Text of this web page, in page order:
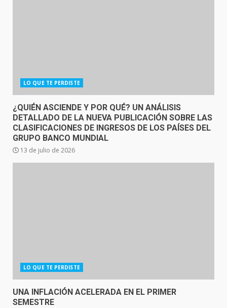
LO QUE TE PERDISTE
¿QUIÉN ASCIENDE Y POR QUÉ? UN ANÁLISIS
DETALLADO DE LA NUEVA PUBLICACIÓN SOBRE LAS
CLASIFICACIONES DE INGRESOS DE LOS PAÍSES DEL
GRUPO BANCO MUNDIAL
13 de julio de 2026
LO QUE TE PERDISTE
UNA INFLACIÓN ACELERADA EN EL PRIMER
SEMESTRE